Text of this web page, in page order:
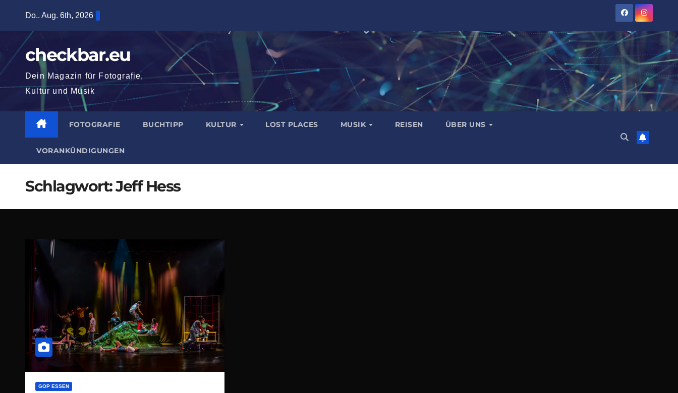
springen
Do.. Aug. 6th, 2026
checkbar.eu
Dein Magazin für Fotografie,
Kultur und Musik
FOTOGRAFIE BUCHTIPP KULTUR LOST PLACES MUSIK REISEN ÜBER UNS
VORANKÜNDIGUNGEN
Schlagwort:Jeff Hess
GOP ESSEN